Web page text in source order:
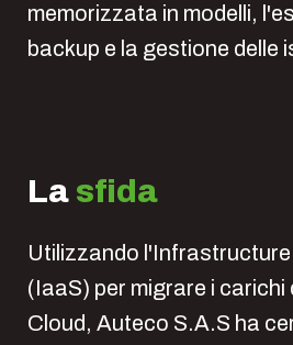
memorizzata in modelli,
backup e la gestione delle
La sfida
Utilizzando l'Infrastructure
(IaaS) per migrare i carichi
Cloud, Auteco S.A.S ha